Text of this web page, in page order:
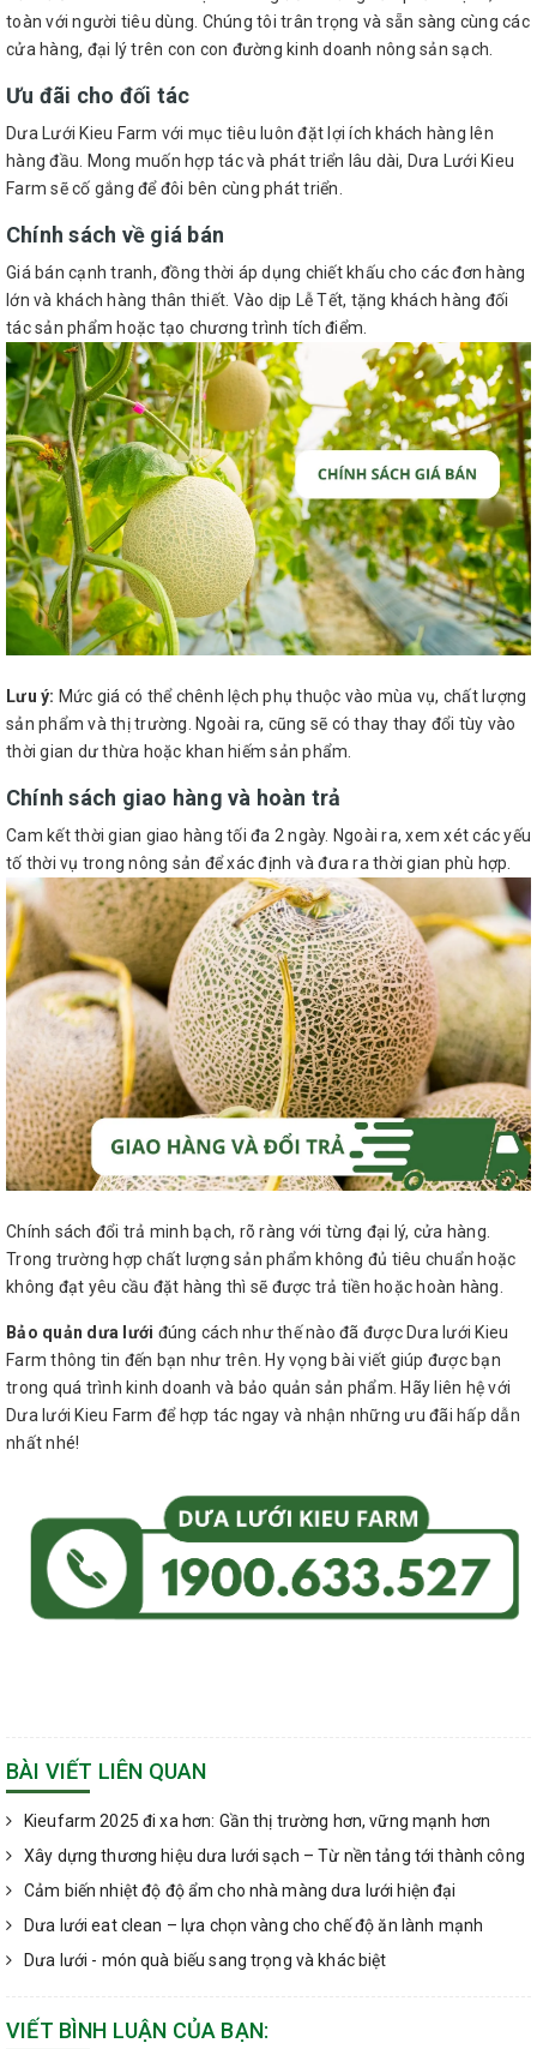
toàn với người tiêu dùng. Chúng tôi trân trọng và sẵn sàng cùng các
cửa hàng, đại lý trên con con đường kinh doanh nông sản sạch.
Ưu đãi cho đối tác
Dưa Lưới Kieu Farm với mục tiêu luôn đặt lợi ích khách hàng lên
hàng đầu. Mong muốn hợp tác và phát triển lâu dài, Dưa Lưới Kieu
Farm sẽ cố gắng để đôi bên cùng phát triển.
Chính sách về giá bán
Giá bán cạnh tranh, đồng thời áp dụng chiết khấu cho các đơn hàng
lớn và khách hàng thân thiết. Vào dịp Lễ Tết, tặng khách hàng đối
tác sản phẩm hoặc tạo chương trình tích điểm.
Lưu ý: Mức giá có thể chênh lệch phụ thuộc vào mùa vụ, chất lượng
sản phẩm và thị trường. Ngoài ra, cũng sẽ có thay thay đổi tùy vào
thời gian dư thừa hoặc khan hiếm sản phẩm.
Chính sách giao hàng và hoàn trả
Cam kết thời gian giao hàng tối đa 2 ngày. Ngoài ra, xem xét các yếu
tố thời vụ trong nông sản để xác định và đưa ra thời gian phù hợp.
Chính sách đổi trả minh bạch, rõ ràng với từng đại lý, cửa hàng.
Trong trường hợp chất lượng sản phẩm không đủ tiêu chuẩn hoặc
không đạt yêu cầu đặt hàng thì sẽ được trả tiền hoặc hoàn hàng.
Bảo quản dưa lưới đúng cách như thế nào đã được Dưa lưới Kieu
Farm thông tin đến bạn như trên. Hy vọng bài viết giúp được bạn
trong quá trình kinh doanh và bảo quản sản phẩm. Hãy liên hệ với
Dưa lưới Kieu Farm để hợp tác ngay và nhận những ưu đãi hấp dẫn
nhất nhé!
BÀI VIẾT LIÊN QUAN
Kieufarm 2025 đi xa hơn: Gần thị trường hơn, vững mạnh hơn
Xây dựng thương hiệu dưa lưới sạch – Từ nền tảng tới thành công
Cảm biến nhiệt độ độ ẩm cho nhà màng dưa lưới hiện đại
Dưa lưới eat clean – lựa chọn vàng cho chế độ ăn lành mạnh
Dưa lưới - món quà biếu sang trọng và khác biệt
VIẾT BÌNH LUẬN CỦA BẠN: